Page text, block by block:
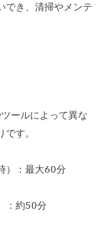
でき、清掃やメンテ
ールによって異な
す。
）：最大60分
：約50分